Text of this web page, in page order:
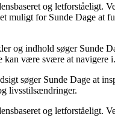
og letforståeligt.
muligt for Sunde Dage at
og indhold søger Sunde
kan være svære at navigere i.
søger Sunde Dage at
livsstilsændringer.
og letforståeligt.